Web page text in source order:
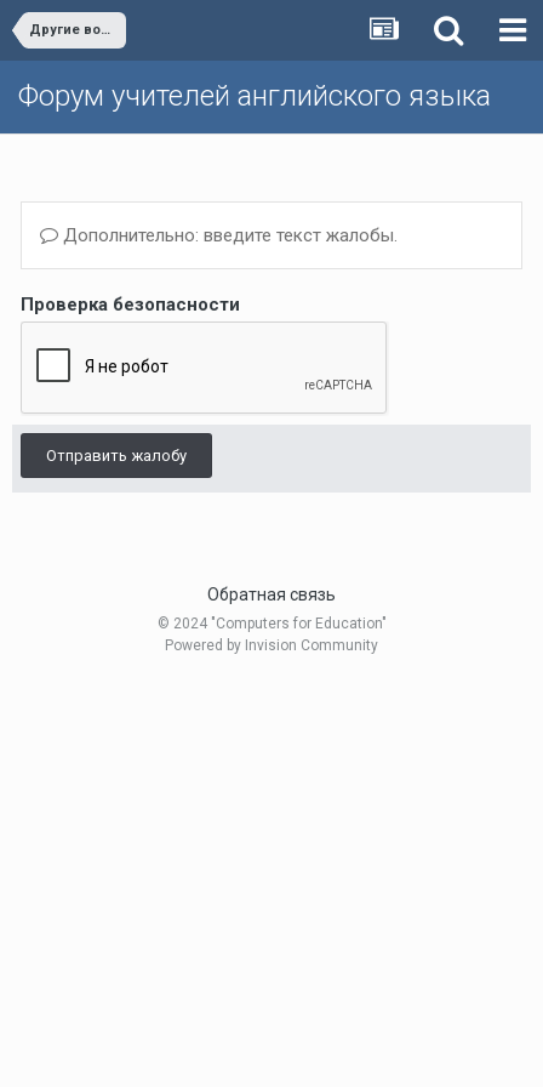
Другие вопросы (Темы, не вошедшие в другие разделы)/Other issues
Форум учителей английского языка
Дополнительно: введите текст жалобы.
Проверка безопасности
Отправить жалобу
Обратная связь
© 2024 "Computers for Education"
Powered by Invision Community